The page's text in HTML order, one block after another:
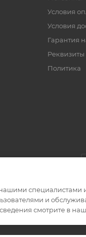
Условия
Условия
Гарантия
Реквизиты
Политика
специалистами
и
смотрите в